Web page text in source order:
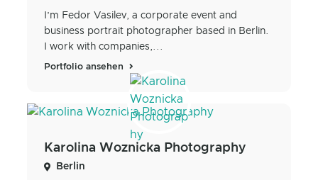
I’m Fedor Vasilev, a corporate event and
business portrait photographer based in Berlin.
I work with companies,...
Portfolio ansehen
Karolina Woznicka Photography
Berlin